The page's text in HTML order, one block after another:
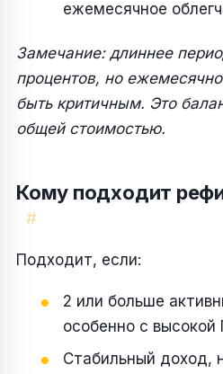
ежемесячное
Замечание: длиннее
процентов, но
быть критичным. Это
общей стоимостью.
Кому подходит
#
Подходит, если:
2 или больше
особенно с
Стабильный доход,